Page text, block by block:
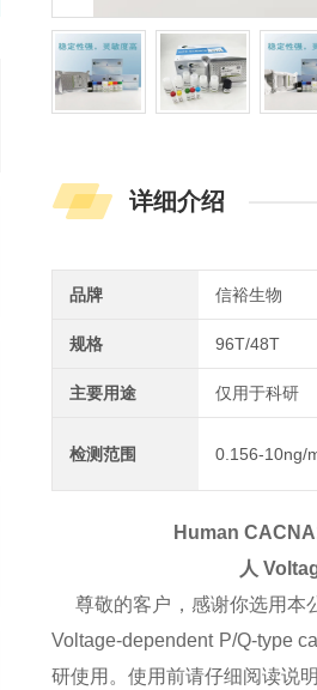
详细介绍
品牌 信裕生物
规格 96T/48T
主要用途 仅用于科研
检测范围 0.156-10ng/
Human
人
尊敬的客户，感谢你选用本
Voltage-dependent P/Q-type
研使用。使用前请仔细阅读说